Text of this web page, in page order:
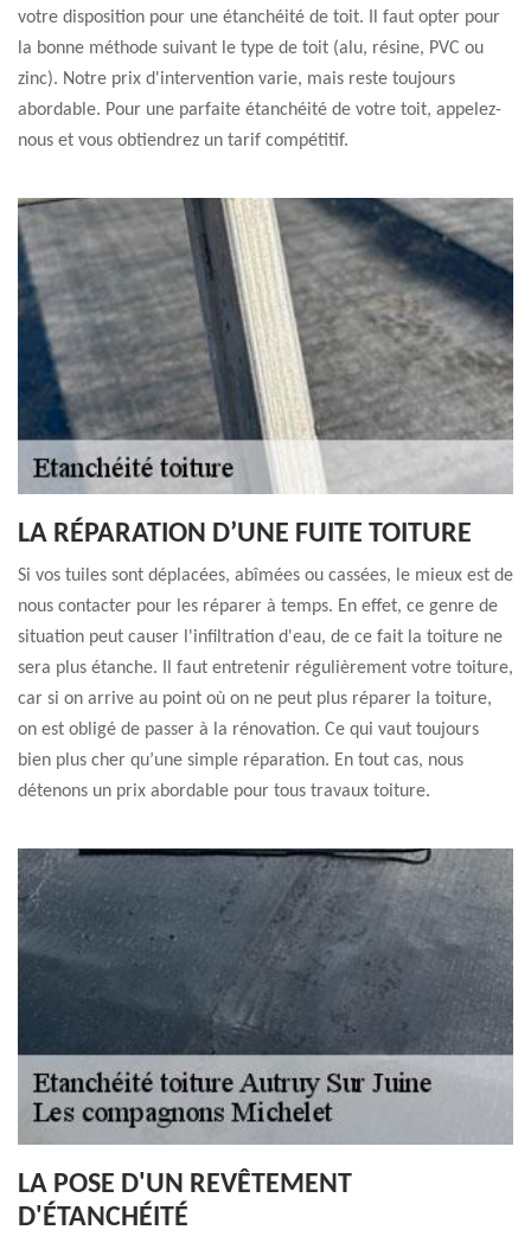
votre disposition pour une étanchéité de toit. Il faut opter pour
la bonne méthode suivant le type de toit (alu, résine, PVC ou
zinc). Notre prix d'intervention varie, mais reste toujours
abordable. Pour une parfaite étanchéité de votre toit, appelez-
nous et vous obtiendrez un tarif compétitif.
LA RÉPARATION D’UNE FUITE TOITURE
Si vos tuiles sont déplacées, abîmées ou cassées, le mieux est de
nous contacter pour les réparer à temps. En effet, ce genre de
situation peut causer l'infiltration d'eau, de ce fait la toiture ne
sera plus étanche. Il faut entretenir régulièrement votre toiture,
car si on arrive au point où on ne peut plus réparer la toiture,
on est obligé de passer à la rénovation. Ce qui vaut toujours
bien plus cher qu’une simple réparation. En tout cas, nous
détenons un prix abordable pour tous travaux toiture.
LA POSE D'UN REVÊTEMENT
D'ÉTANCHÉITÉ